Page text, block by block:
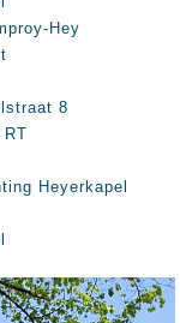
Hey
8
RT
Heyerkapel